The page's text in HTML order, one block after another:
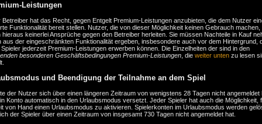
Leistungen
Betreiber hat das Recht, gegen Entgelt Premium-Leistungen anzubieten, die dem Nutzer
Funktionalität bereit stellen. Nutzer, die von dieser Möglichkeit keinen Gebrauch machen,
hieraus keinerlei Ansprüche gegen den Betreiber herleiten. Sie müssen Nachteile in Kauf
aus der eingeschränkten Funktionalität ergeben, insbesondere auch vor dem Hintergrund,
jederzeit Premium-Leistungen erwerben können. Die Einzelheiten der sind in den
besonderen Geschäftsbedingungen Premium-Leistungen , die weiter unten zu lesen
und Beendigung der Teilnahme an dem Spiel
der Nutzer sich über einen längeren Zeitraum von wenigstens 28 Tagen nicht angemeldet
Konto automatisch in den Urlaubsmodus versetzt. Jeder Spieler hat auch die Möglichkeit,
von Hand einen Urlaubsmodus zu aktivieren. Spielerkonten im Urlaubsmodus werden
der Spieler über einen Zeitraum von insgesamt 730 Tagen nicht angemeldet hat.